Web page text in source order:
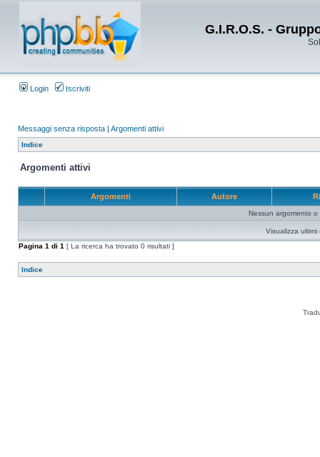
G.I.R.O.S. -
Login Iscriviti
Messaggi senza risposta | Argomenti attivi
Indice
Argomenti attivi
Argomenti Autore
Nessun argomento o
Visualizza ultimi
Pagina 1 di 1 [ La ricerca ha trovato 0 risultati ]
Indice